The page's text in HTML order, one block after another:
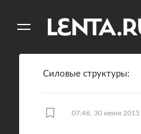
Силовые структуры
07:46, 30 июня 2015